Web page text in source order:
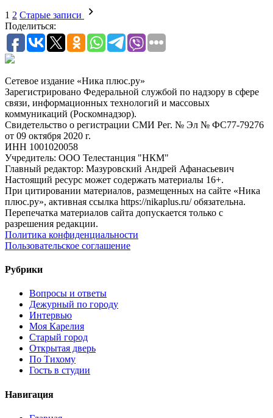
1 2 Старые записи
Поделиться:
Сетевое издание «Ника плюс.ру»
Зарегистрировано Федеральной службой по надзору в сфере
связи, информационных технологий и массовых
коммуникаций (Роскомнадзор).
Свидетельство о регистрации СМИ Рег. № Эл № ФС77-79276
от 09 октября 2020 г.
ИНН 1001020058
Учредитель: ООО Телестанция "НКМ"
Главный редактор: Мазуровский Андрей Афанасьевич
Настоящий ресурс может содержать материалы 16+.
При цитировании материалов, размещенных на сайте «Ника
плюс.ру», активная ссылка https://nikaplus.ru/ обязательна.
Перепечатка материалов сайта допускается только с
разрешения редакции.
Политика конфиденциальности
Пользовательское соглашение
Рубрики
Вопросы и ответы
Дежурный по городу
Интервью
Моя Карелия
Старый город
Открытая дверь
По Тихому
Гость в студии
Навигация